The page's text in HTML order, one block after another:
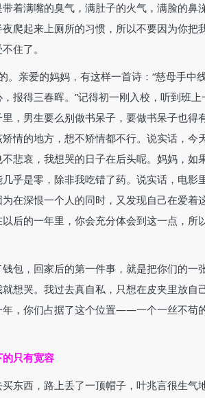
着满嘴的臭气，满肚子的火气，满脸的鼻
爬起来上厕所的习惯，所以不要因为你
住了。
。亲爱的妈妈，有这样一首诗：“慈母手中
报得三春晖。”记得初一刚入校，听到班
，男生要么别做书呆子，要做书呆子也得
情的地方，想不矫情都不行。说实话，今
悲哀，我想哭的日子在后头呢。妈妈，
乎是零，除非我吃错了药。说实话，电影
在深恨一个人的同时，又发现自己在爱
后的一年里，你会充分体会到这一点，
包，回家后的第一件事，就是把你们的一
想哭。我过去真自私，只想在皮夹里放自
年，你们占据了这个位置——一个一丝不苟
只有宽容
东西，路上丢了一顶帽子，叶兆言很生